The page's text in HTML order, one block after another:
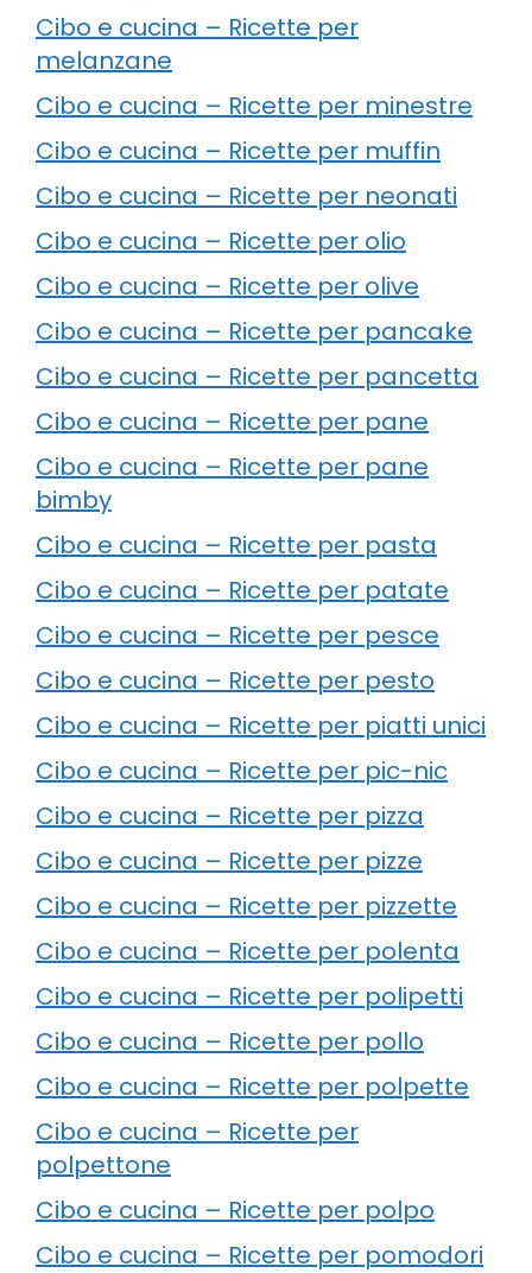
Cibo e cucina – Ricette per
melanzane
Cibo e cucina – Ricette per minestre
Cibo e cucina – Ricette per muffin
Cibo e cucina – Ricette per neonati
Cibo e cucina – Ricette per olio
Cibo e cucina – Ricette per olive
Cibo e cucina – Ricette per pancake
Cibo e cucina – Ricette per pancetta
Cibo e cucina – Ricette per pane
Cibo e cucina – Ricette per pane
bimby
Cibo e cucina – Ricette per pasta
Cibo e cucina – Ricette per patate
Cibo e cucina – Ricette per pesce
Cibo e cucina – Ricette per pesto
Cibo e cucina – Ricette per piatti unici
Cibo e cucina – Ricette per pic-nic
Cibo e cucina – Ricette per pizza
Cibo e cucina – Ricette per pizze
Cibo e cucina – Ricette per pizzette
Cibo e cucina – Ricette per polenta
Cibo e cucina – Ricette per polipetti
Cibo e cucina – Ricette per pollo
Cibo e cucina – Ricette per polpette
Cibo e cucina – Ricette per
polpettone
Cibo e cucina – Ricette per polpo
Cibo e cucina – Ricette per pomodori